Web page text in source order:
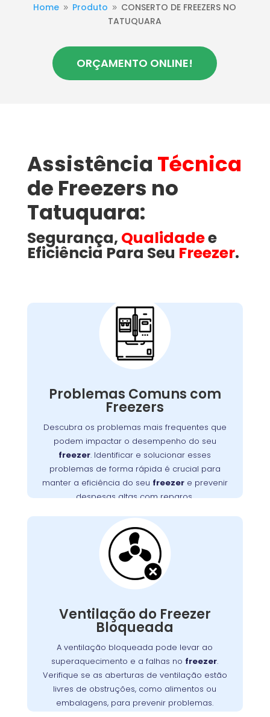
Home 9 Produto 9 CONSERTO DE FREEZERS NO
TATUQUARA
ORÇAMENTO ONLINE!
Assistência Técnica
de Freezers no
Tatuquara:
Segurança, Qualidadee
Eficiência Para Seu Freezer.
Problemas Comuns com
Freezers
Descubra os problemas mais frequentes que
podem impactar o desempenho do seu
freezer. Identificar e solucionar esses
problemas de forma rápida é crucial para
manter a eficiência do seu freezere prevenir
despesas altas com reparos.
Resolve Problemas
Comuns em Freezers
no Tatuquara
Freezers podem apresentar diversos
desde falhas no motor até obstruções na
Detectar e resolver esses problemas
rapidamente é essencial para manter a
eficiência do seu freezer e evitar altos custos
. A
Wandertec
, no Tatuquara,
oferece serviços especializados para
diagnosticar e corrigir esses problemas,
assegurando a durabilidade e o desempenho
Ventilação do Freezer
Bloqueada
A ventilação bloqueada pode levar ao
superaquecimento e a falhas no freezer.
Verifique se as aberturas de ventilação estão
livres de obstruções, como alimentos ou
embalagens, para prevenir problemas.
Ventilação do Freezer
Bloqueada no
Tatuquara
Uma ventilação obstruída é um problema
do motor e falhas no sistema de refrigeração
.
Garanta que as aberturas de
alimentos ou embalagens
. Manter uma boa
ventilação é essencial para assegurar a
eficiência e a longevidade do
freezer
prevenindo custos extras com reparos.